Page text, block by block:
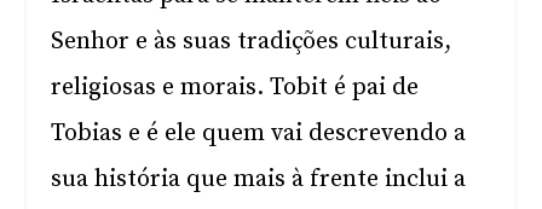
Senhor e às suas tradições culturais,
religiosas e morais. Tobit é pai de
Tobias e é ele quem vai descrevendo a
sua história que mais à frente inclui a